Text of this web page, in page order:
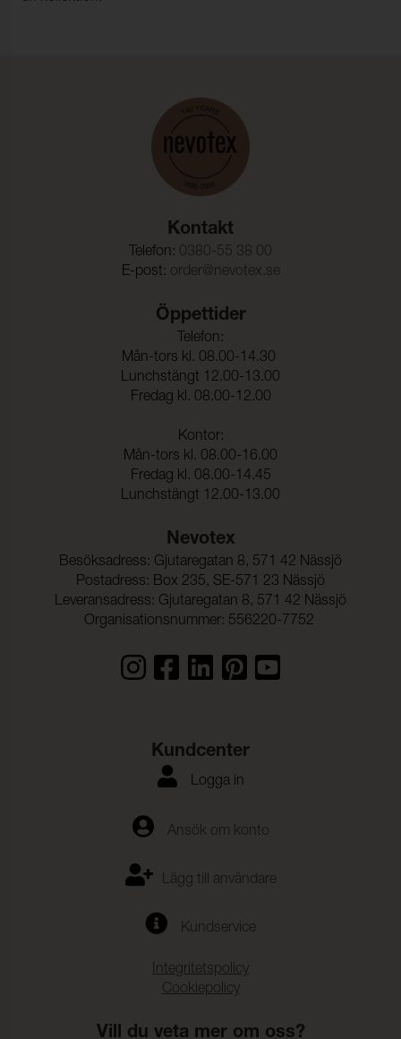
Kontakt
Telefon: 0380-55 38 00
E-post: order@nevotex.se
Öppettider
Telefon:
Mån-tors kl. 08.00-14.30
Lunchstängt 12.00-13.00
Fredag kl. 08.00-12.00
Kontor:
Mån-tors kl. 08.00-16.00
Fredag kl. 08.00-14.45
Lunchstängt 12.00-13.00
Nevotex
Besöksadress: Gjutaregatan 8, 571 42 Nässjö
Postadress: Box 235, SE-571 23 Nässjö
Leveransadress: Gjutaregatan 8, 571 42 Nässjö
Organisationsnummer: 556220-7752
Kundcenter
Logga in
Ansök om konto
Lägg till användare
Kundservice
Integritetspolicy
Cookiepolicy
Vill du veta mer om oss?